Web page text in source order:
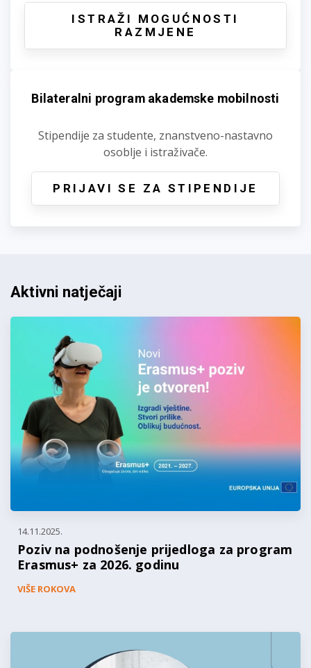
ISTRAŽI MOGUĆNOSTI
RAZMJENE
Bilateralni program akademske mobilnosti
Stipendije za studente, znanstveno-nastavno
osoblje i istraživače.
PRIJAVI SE ZA STIPENDIJE
Aktivni natječaji
14.11.2025.
Poziv na podnošenje prijedloga za program
Erasmus+ za 2026. godinu
VIŠE ROKOVA